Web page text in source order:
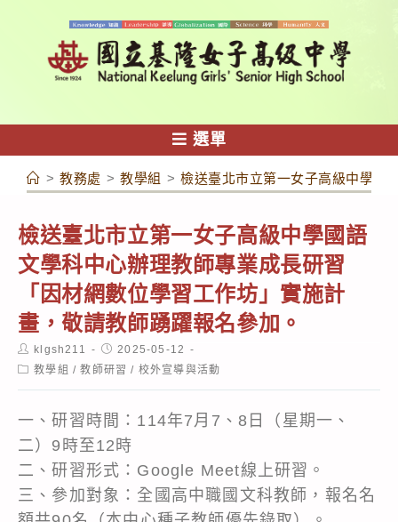
容
選單
> 教務處 > 教學組 > 檢送臺北市立第一女子高級中學國
檢送臺北市立第一女子高級中學國語
文學科中心辦理教師專業成長研習
「因材網數位學習工作坊」實施計
畫，敬請教師踴躍報名參加。
Post
author:
klgsh211
Post
published:
2025-05-12
Post教學組 / 教師研習 / 校外宣導與活動
一、研習時間：114年7月7、8日（星期一、
二）9時至12時
二、研習形式：Google Meet線上研習。
三、參加對象：全國高中職國文科教師，報名名